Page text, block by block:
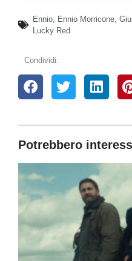
Ennio Ennio Morricone
Lucky Red
Condividi:
Potrebbero